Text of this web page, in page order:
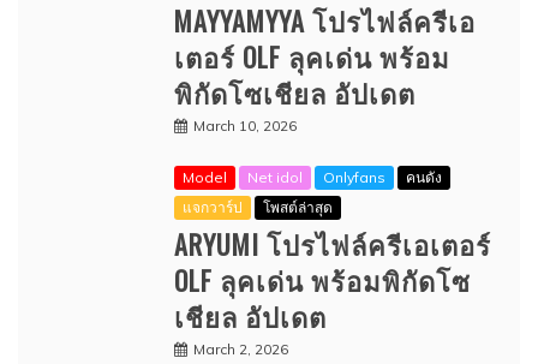
MAYYAMYYA โปรไฟล์ครีเอ
เตอร์ OLF ลุคเด่น พร้อม
พิกัดโซเชียล อัปเดต
March 10, 2026
Model Net idol Onlyfans
คนดัง
แจกวาร์ป
โพสต์ล่าสุด
ARYUMI โปรไฟล์ครีเอเตอร์
OLF ลุคเด่น พร้อมพิกัดโซ
เชียล อัปเดต
March 2, 2026